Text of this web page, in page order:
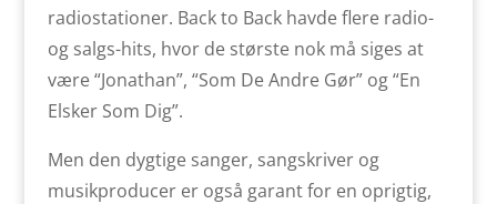
radiostationer. Back to Back havde flere radio-
og salgs-hits, hvor de største nok må siges at
være “Jonathan”, “Som De Andre Gør” og “En
Elsker Som Dig”.
Men den dygtige sanger, sangskriver og
musikproducer er også garant for en oprigtig,